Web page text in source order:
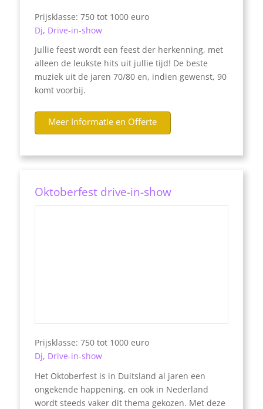
Prijsklasse: 750 tot 1000 euro
Dj, Drive-in-show
Jullie feest wordt een feest der herkenning, met
alleen de leukste hits uit jullie tijd! De beste
muziek uit de jaren 70/80 en, indien gewenst, 90
komt voorbij.
Meer Informatie en Offerte
Oktoberfest drive-in-show
Prijsklasse: 750 tot 1000 euro
Dj, Drive-in-show
Het Oktoberfest is in Duitsland al jaren een
ongekende happening, en ook in Nederland
wordt steeds vaker dit thema gekozen. Met deze